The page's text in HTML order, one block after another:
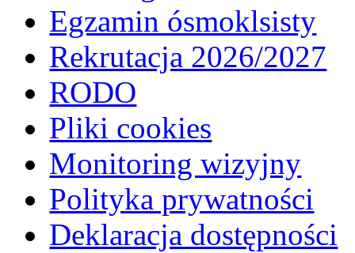
Egzamin ósmoklsisty
Rekrutacja 2026/2027
RODO
Pliki cookies
Monitoring wizyjny
Polityka prywatności
Deklaracja dostępności